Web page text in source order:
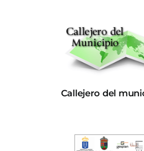
Callejero del